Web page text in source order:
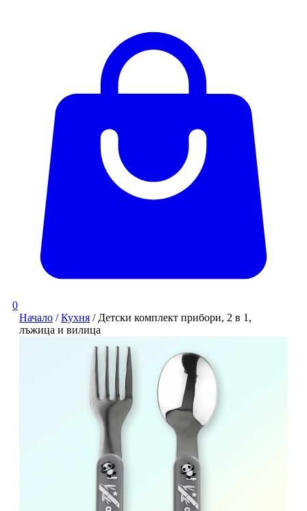
0
Начало /Кухня / Детски комплект прибори, 2 в 1,
лъжица и вилица